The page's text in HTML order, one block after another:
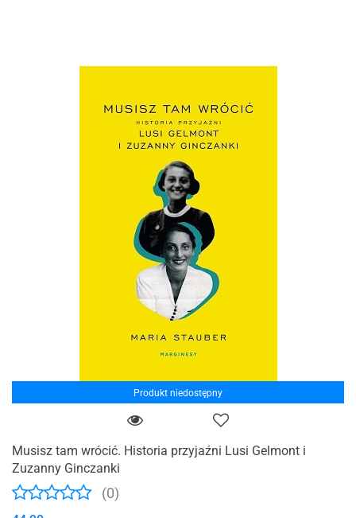
Produkt niedostępny
Musisz tam wrócić. Historia przyjaźni Lusi Gelmont i
Zuzanny Ginczanki
(0)